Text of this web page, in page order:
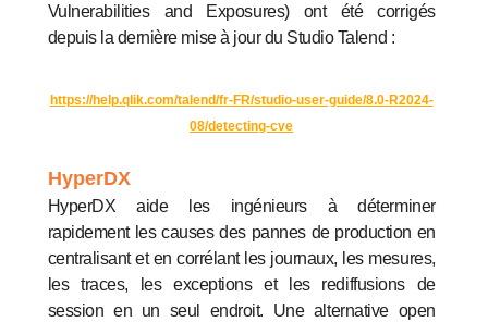
Vulnerabilities and Exposures) ont été corrigés
depuis la dernière mise à jour du Studio Talend :
https://help.qlik.com/talend/fr-FR/studio-user-guide/8.0-R2024-
08/detecting-cve
HyperDX
HyperDX aide les ingénieurs à déterminer
rapidement les causes des pannes de production en
centralisant et en corrélant les journaux, les mesures,
les traces, les exceptions et les rediffusions de
session en un seul endroit. Une alternative open